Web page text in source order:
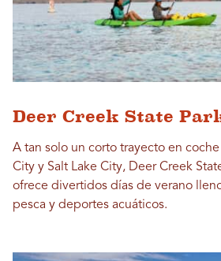
Deer Creek State
A tan solo un corto trayecto en
City y Salt Lake City, Deer Creek
ofrece divertidos días de verano
pesca y deportes acuáticos.